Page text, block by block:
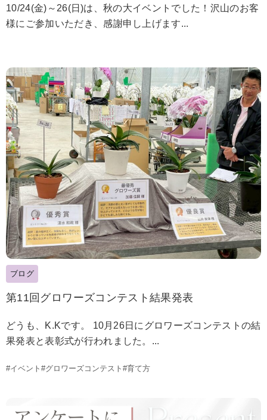
10/24(金)～26(日)は、秋の大イベントでした！沢山のお客
様にご参加いただき、感謝申し上げます...
ブログ
第11回グロワーズコンテスト結果発表
どうも、K.Kです。 10月26日にグロワーズコンテストの結
果発表と表彰式が行われました。...
#イベント #グロワーズコンテスト #育て方